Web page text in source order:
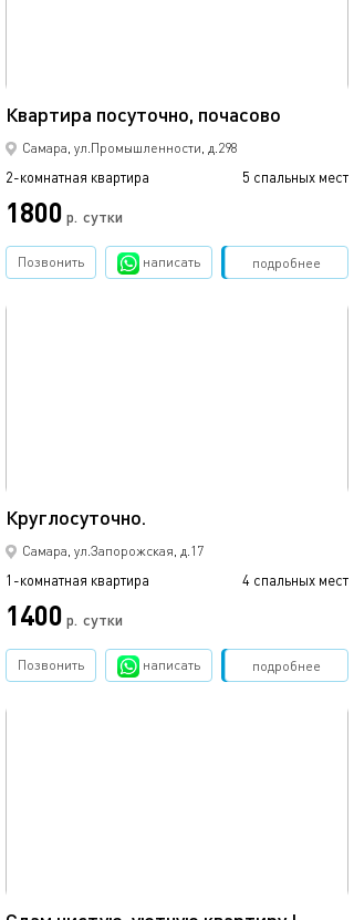
Квартира посуточно, почасово
Самара, ул.Промышленности, д.298
2-комнатная квартира 5 спальных мест
1800 р. сутки
подробнее
Позвонить написать Забронировать
Круглосуточно.
Самара, ул.Запорожская, д.17
1-комнатная квартира 4 спальных мест
1400 р. сутки
подробнее
Позвонить написать Забронировать